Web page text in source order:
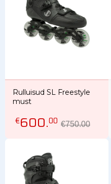
Rulluisud SL Freestyle
must
€600.00 €750.00